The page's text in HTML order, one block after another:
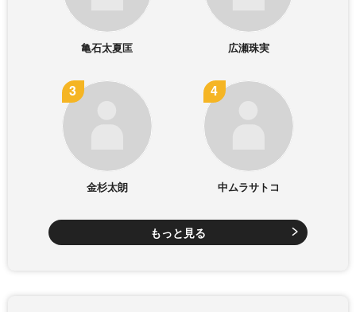
亀石太夏匡 広瀬珠実
金杉太朗 中ムラサトコ
もっと見る